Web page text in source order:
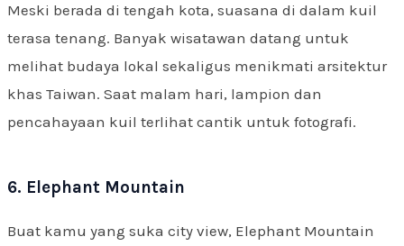
Meski berada di tengah kota, suasana di dalam kuil
terasa tenang. Banyak wisatawan datang untuk
melihat budaya lokal sekaligus menikmati arsitektur
khas Taiwan. Saat malam hari, lampion dan
pencahayaan kuil terlihat cantik untuk fotografi.
6. Elephant Mountain
Buat kamu yang suka city view, Elephant Mountain